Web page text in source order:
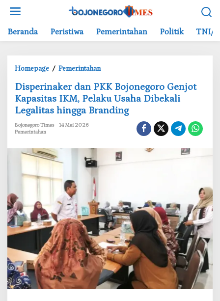
Beranda Peristiwa Pemerintahan Politik TNI/
Homepage / Pemerintahan
i
s
p
a
d
a
n
P
K
K
B
o
‎Disperinaker dan PKK Bojonegoro Genjot
Kapasitas IKM, Pelaku Usaha Dibekali
Legalitas hingga Branding
Bojonegoro Times
14 Mei 2026
Pemerintahan